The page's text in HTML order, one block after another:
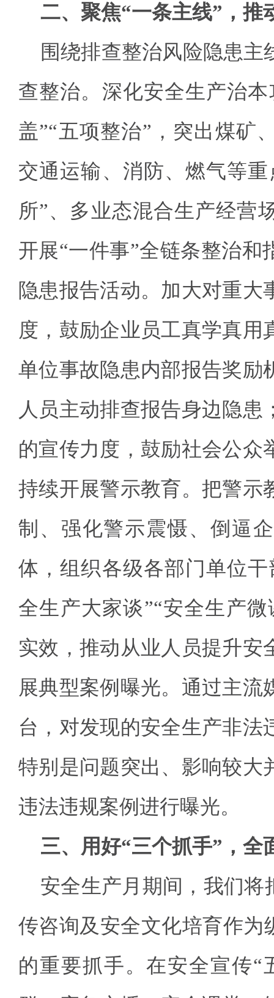
二、聚焦“一条主线”，推
围绕排查整治风险隐患
查整治。深化安全生产治
盖”“五项整治”，突出煤矿
交通运输、消防、燃气等
所”、多业态混合生产经营
开展“一件事”全链条整治
隐患报告活动。加大对重
度，鼓励企业员工真学真
单位事故隐患内部报告奖励
人员主动排查报告身边隐
的宣传力度，鼓励社会公众
持续开展警示教育。把警示
制、强化警示震慑、倒逼
体，组织各级各部门单位
全生产大家谈”“安全生产
实效，推动从业人员提升安
展典型案例曝光。通过主
台，对发现的安全生产非法
特别是问题突出、影响较大
违法违规案例进行曝光。
三、用好“三个抓手”，全
安全生产月期间，我们将
传咨询及安全文化培育作为
的重要抓手。在安全宣传“